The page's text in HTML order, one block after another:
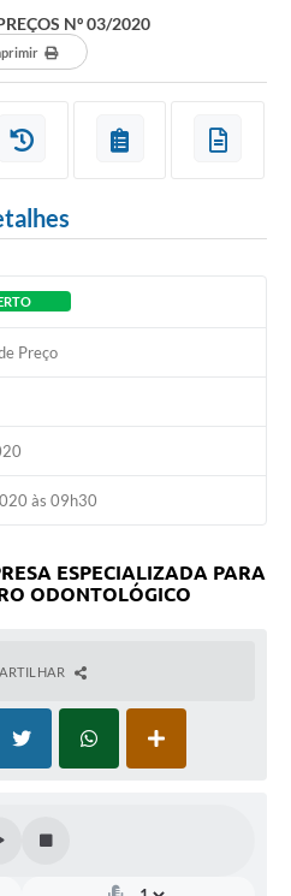
Nº 03/2020
Preço
às 09h30
ESPECIALIZADA PARA
ODONTOLÓGICO